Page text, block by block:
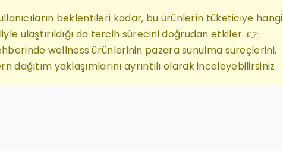
beklentileri kadar, bu ürünlerin tüketiciye hangi
ulaştırıldığı da tercih sürecini doğrudan etkiler. 👉
wellness ürünlerinin pazara sunulma süreçlerini,
dağıtım yaklaşımlarını ayrıntılı olarak inceleyebilirsiniz.